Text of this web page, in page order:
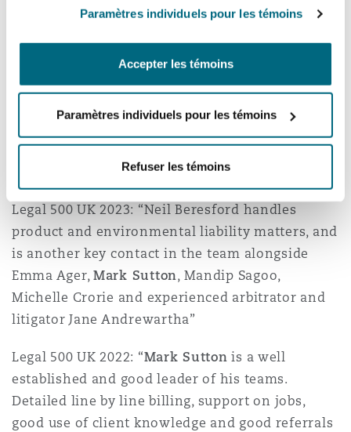
Paramètres individuels pour les témoins
Accepter les témoins
Paramètres individuels pour les témoins
Refuser les témoins
Mark is highly rated in Legal 500 UK for financial
Legal 500 UK 2024: “Other recommended
cross-border product liability claims coverage,
and defence dispute specialistMark Sutton
Legal 500 UK 2023: “Neil Beresford handles
product and environmental liability matters, and
is another key contact in the team alongside
Emma Ager,Mark Sutton, Mandip Sagoo,
Michelle Crorie and experienced arbitrator and
litigator Jane Andrewartha”
Legal 500 UK 2022: “Mark Sutton is a well
established and good leader of his teams.
Detailed line by line billing, support on jobs,
good use of client knowledge and good referrals